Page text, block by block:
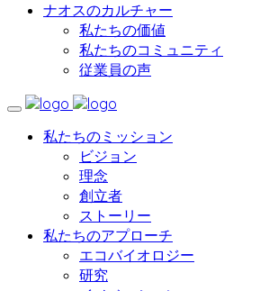
ナオスのカルチャー
私たちの価値
私たちのコミュニティ
従業員の声
私たちのミッション
ビジョン
理念
創立者
ストーリー
私たちのアプローチ
エコバイオロジー
研究